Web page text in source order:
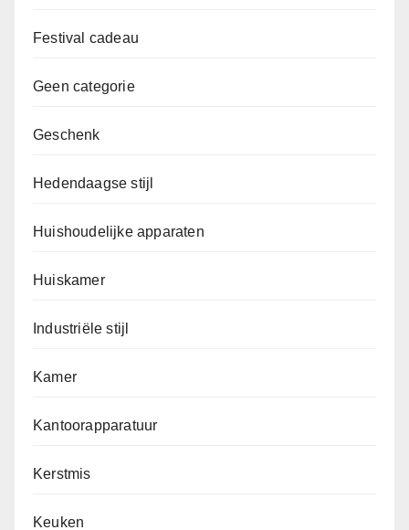
Festival cadeau
Geen categorie
Geschenk
Hedendaagse stijl
Huishoudelijke apparaten
Huiskamer
Industriële stijl
Kamer
Kantoorapparatuur
Kerstmis
Keuken